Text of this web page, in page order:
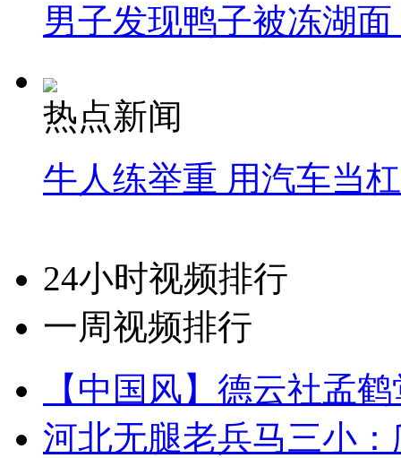
男子发现鸭子被冻湖
热点新闻
牛人练举重 用汽车当
24小时视频排行
一周视频排行
【中国风】德云社孟
河北无腿老兵马三小